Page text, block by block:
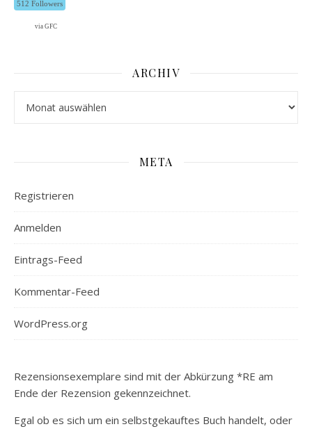
512 Followers
via GFC
ARCHIV
META
Registrieren
Anmelden
Eintrags-Feed
Kommentar-Feed
WordPress.org
Rezensionsexemplare sind mit der Abkürzung *RE am
Ende der Rezension gekennzeichnet.
Egal ob es sich um ein selbstgekauftes Buch handelt, oder